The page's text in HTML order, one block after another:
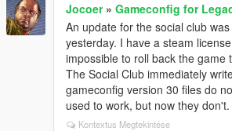
Jocoer» Gameconfig for
An update for the social club
yesterday. I have a steam
impossible to roll back the game
The Social Club immediately
gameconfig version 30 files do
used to work, but now they don't.
Kontextus Megtekintése